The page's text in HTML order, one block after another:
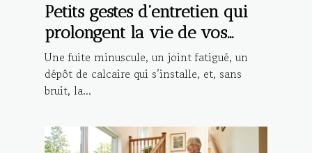
Petits gestes d’entretien qui
prolongent la vie de vos
installations
Une fuite minuscule, un joint fatigué, un
dépôt de calcaire qui s’installe, et, sans
bruit, la...